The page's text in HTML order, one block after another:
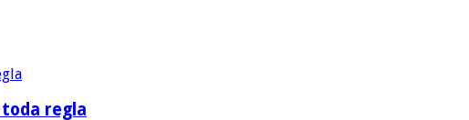
toda regla